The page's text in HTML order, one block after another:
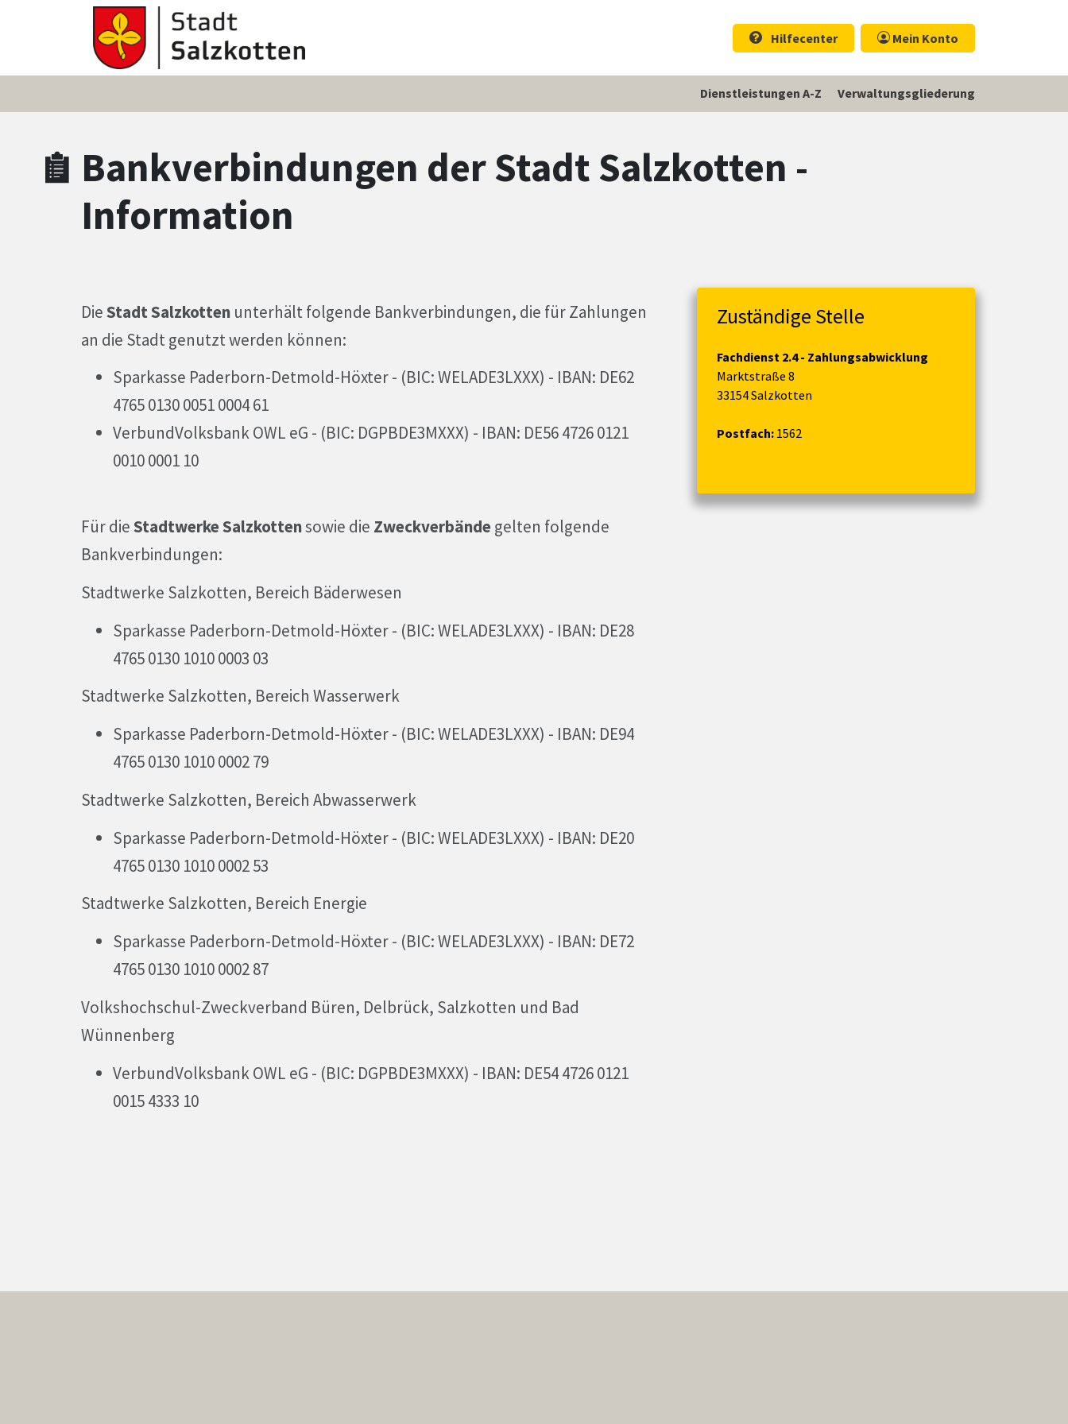
Zum Header
Zum Hauptinhalt
Zum Footer
Zum Hauptinhalt springen
Hilfecenter
Mein Konto
Dienstleistungen A-Z Verwaltungsgliederung
Bankverbindungen der Stadt Salzkotten -
Information
DieStadt Salzkotten unterhält folgende Bankverbindungen, die für Zahlungen
an die Stadt genutzt werden können:
Sparkasse Paderborn-Detmold-Höxter - (BIC: WELADE3LXXX) - IBAN: DE62
4765 0130 0051 0004 61
VerbundVolksbank OWL eG - (BIC: DGPBDE3MXXX) - IBAN: DE56 4726 0121
0010 0001 10
Für dieStadtwerke Salzkottensowie die Zweckverbände gelten folgende
Bankverbindungen:
Stadtwerke Salzkotten, Bereich Bäderwesen
Sparkasse Paderborn-Detmold-Höxter - (BIC: WELADE3LXXX) - IBAN: DE28
4765 0130 1010 0003 03
Stadtwerke Salzkotten, Bereich Wasserwerk
Sparkasse Paderborn-Detmold-Höxter - (BIC: WELADE3LXXX) - IBAN: DE94
4765 0130 1010 0002 79
Stadtwerke Salzkotten, Bereich Abwasserwerk
Sparkasse Paderborn-Detmold-Höxter - (BIC: WELADE3LXXX) - IBAN: DE20
4765 0130 1010 0002 53
Stadtwerke Salzkotten, Bereich Energie
Sparkasse Paderborn-Detmold-Höxter - (BIC: WELADE3LXXX) - IBAN: DE72
4765 0130 1010 0002 87
Volkshochschul-Zweckverband Büren, Delbrück, Salzkotten und Bad
Wünnenberg
VerbundVolksbank OWL eG - (BIC: DGPBDE3MXXX) - IBAN: DE54 4726 0121
0015 4333 10
Zuständige Stelle
Fachdienst 2.4 - Zahlungsabwicklung
Marktstraße 8
33154 Salzkotten
Postfach: 1562